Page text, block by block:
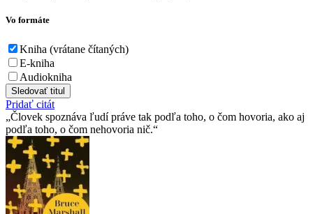
Vo formáte
Kniha (vrátane čítaných)
E-kniha
Audiokniha
Sledovať titul
Pridať citát
Človek spoznáva ľudí práve tak podľa toho, o čom hovoria, ako aj
podľa toho, o čom nehovoria nič.